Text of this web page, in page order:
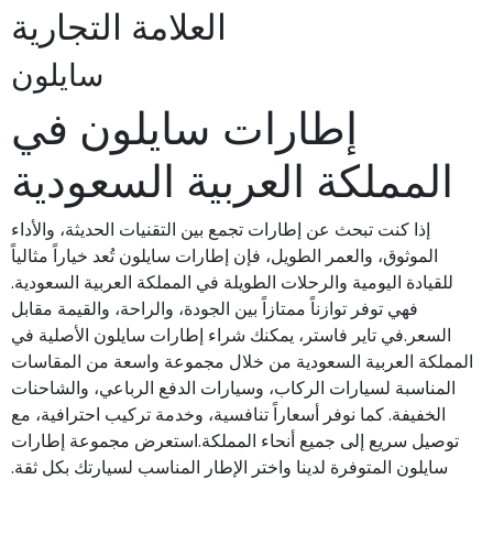
العلامة التجارية
سايلون
إطارات سايلون في
المملكة العربية السعودية
إذا كنت تبحث عن إطارات تجمع بين التقنيات الحديثة، والأداء
الموثوق، والعمر الطويل، فإن إطارات سايلون تُعد خياراً مثالياً
للقيادة اليومية والرحلات الطويلة في المملكة العربية السعودية.
فهي توفر توازناً ممتازاً بين الجودة، والراحة، والقيمة مقابل
السعر.في تاير فاستر، يمكنك شراء إطارات سايلون الأصلية في
المملكة العربية السعودية من خلال مجموعة واسعة من المقاسات
المناسبة لسيارات الركاب، وسيارات الدفع الرباعي، والشاحنات
الخفيفة. كما نوفر أسعاراً تنافسية، وخدمة تركيب احترافية، مع
توصيل سريع إلى جميع أنحاء المملكة.استعرض مجموعة إطارات
سايلون المتوفرة لدينا واختر الإطار المناسب لسيارتك بكل ثقة.